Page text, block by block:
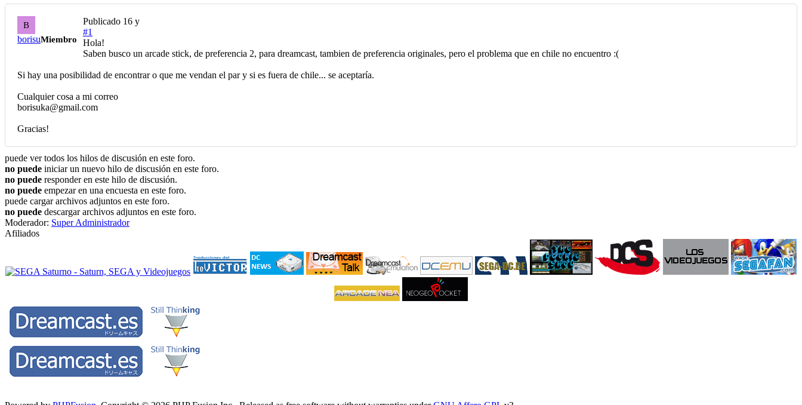
B
borisuMiembro
Publicado 16 y
#1
Hola!
Saben busco un arcade stick, de preferencia 2, para dreamcast, tambien de preferencia originales, pero el problema que en chile no encuentro :(
Si hay una posibilidad de encontrar o que me vendan el par y si es fuera de chile... se aceptaría.
Cualquier cosa a mi correo
borisuka@gmail.com
Gracias!
puede ver todos los hilos de discusión en este foro.
no puede iniciar un nuevo hilo de discusión en este foro.
no puede responder en este hilo de discusión.
no puede empezar en una encuesta en este foro.
puede cargar archivos adjuntos en este foro.
no puede descargar archivos adjuntos en este foro.
Moderador: Super Administrador
Afiliados